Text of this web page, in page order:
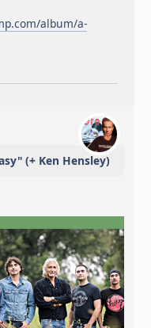
album/a-
(+ Ken Hensley)